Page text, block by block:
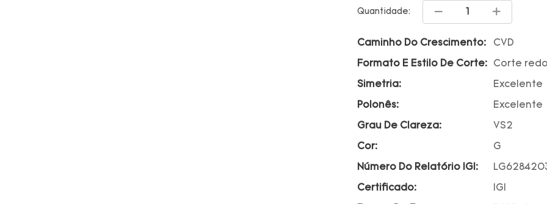
Quantidade:
Caminho Do Crescimento: CVD
Formato E Estilo De Corte: Corte
Simetria: Excelente
Polonês: Excelente
Grau De Clareza: VS2
Cor: G
Número Do Relatório IGI:
Certificado: IGI